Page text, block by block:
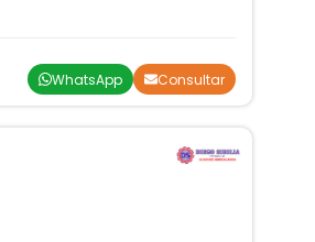
WhatsApp Consultar